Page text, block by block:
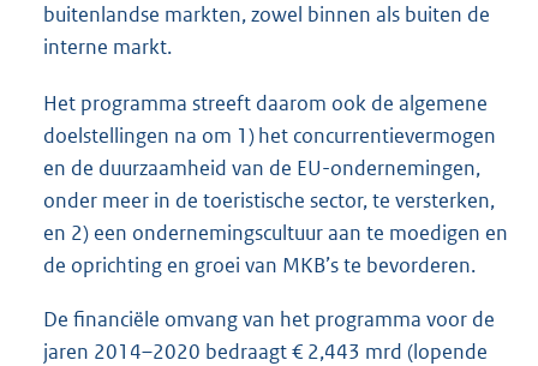
buitenlandse markten, zowel binnen als buiten de
interne markt.
Het programma streeft daarom ook de algemene
doelstellingen na om 1) het concurrentievermogen
en de duurzaamheid van de EU-ondernemingen,
onder meer in de toeristische sector, te versterken,
en 2) een ondernemingscultuur aan te moedigen en
de oprichting en groei van MKB’s te bevorderen.
De financiële omvang van het programma voor de
jaren 2014–2020 bedraagt € 2,443 mrd (lopende